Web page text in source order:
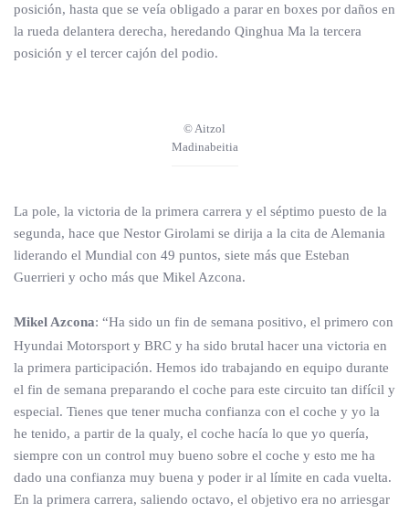
posición, hasta que se veía obligado a parar en boxes por daños en
la rueda delantera derecha, heredando Qinghua Ma la tercera
posición y el tercer cajón del podio.
© Aitzol
Madinabeitia
La pole, la victoria de la primera carrera y el séptimo puesto de la
segunda, hace que Nestor Girolami se dirija a la cita de Alemania
liderando el Mundial con 49 puntos, siete más que Esteban
Guerrieri y ocho más que Mikel Azcona.
Mikel Azcona: “Ha sido un fin de semana positivo, el primero con
Hyundai Motorsport y BRC y ha sido brutal hacer una victoria en
la primera participación. Hemos ido trabajando en equipo durante
el fin de semana preparando el coche para este circuito tan difícil y
especial. Tienes que tener mucha confianza con el coche y yo la
he tenido, a partir de la qualy, el coche hacía lo que yo quería,
siempre con un control muy bueno sobre el coche y esto me ha
dado una confianza muy buena y poder ir al límite en cada vuelta.
En la primera carrera, saliendo octavo, el objetivo era no arriesgar